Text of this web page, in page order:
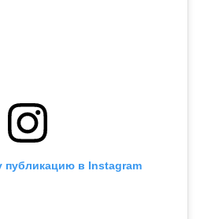
публикацию в Instagram